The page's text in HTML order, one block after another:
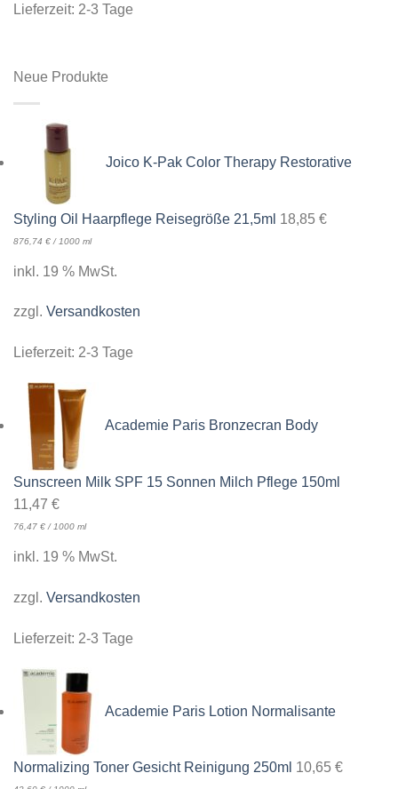
Lieferzeit: 2-3 Tage
Neue Produkte
Joico K-Pak Color Therapy Restorative
Styling Oil Haarpflege Reisegröße 21,5ml 18,85 €
876,74 € / 1000 ml
inkl. 19 % MwSt.
zzgl. Versandkosten
Lieferzeit: 2-3 Tage
Academie Paris Bronzecran Body
Sunscreen Milk SPF 15 Sonnen Milch Pflege 150ml
11,47 €
76,47 € / 1000 ml
inkl. 19 % MwSt.
zzgl. Versandkosten
Lieferzeit: 2-3 Tage
Academie Paris Lotion Normalisante
Normalizing Toner Gesicht Reinigung 250ml 10,65 €